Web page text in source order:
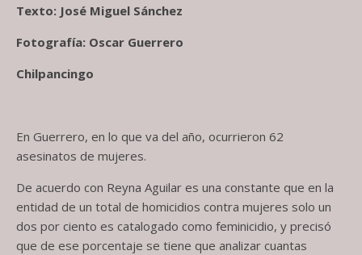
Texto: José Miguel Sánchez
Fotografía: Oscar Guerrero
Chilpancingo
En Guerrero, en lo que va del año, ocurrieron 62
asesinatos de mujeres.
De acuerdo con Reyna Aguilar es una constante que en la
entidad de un total de homicidios contra mujeres solo un
dos por ciento es catalogado como feminicidio, y precisó
que de ese porcentaje se tiene que analizar cuantas